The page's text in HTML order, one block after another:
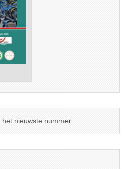
nieuwste nummer